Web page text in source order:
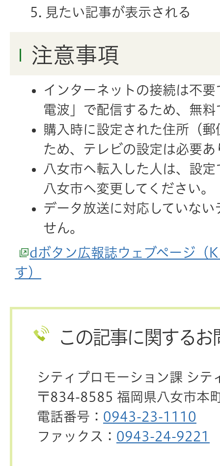
見たい記事が表示される
注意事項
インターネットの接続は不
電波」で配信するため、無
購入時に設定された住所（
ため、テレビの設定は必要あ
八女市へ転入した人は、設
八女市へ変更してください。
データ放送に対応していな
せん。
dボタン広報誌ウェブページ（
す）
この記事に関するお
シティプロモーション課 シテ
〒834-8585 福岡県八女市本
電話番号： 0943-23-1110
ファックス： 0943-24-9221